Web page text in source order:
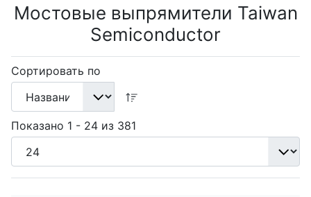
Мостовые выпрямители Taiwan
Semiconductor
Сортировать по
Показано 1 - 24 из 381